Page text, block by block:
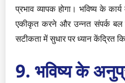
प्रभाव व्यापक होगा। भविष्य के
एकीकृत करने और उन्नत संपर्क बल
सटीकता में सुधार पर ध्यान केंद्रित
9. भविष्य के